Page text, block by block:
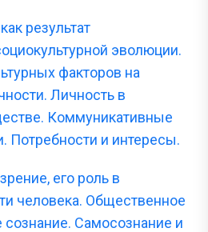
результат
эволюции.
факторов на
Личность в
Коммуникативные
Потребности и интересы.
его роль в
человека. Общественное
Самосознание и